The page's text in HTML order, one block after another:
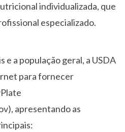
individualizada, que
especializado.
e a população geral, a USDA
para fornecer
apresentando as